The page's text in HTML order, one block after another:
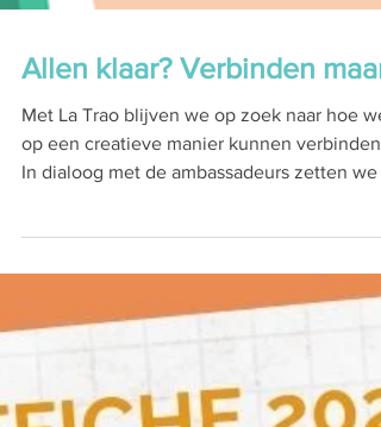
Allen klaar? Verbinden maar!
Met La Trao blijven we op zoek naar hoe we
op een creatieve manier kunnen verbinden.
op...